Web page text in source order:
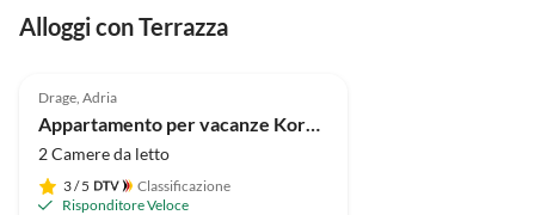
Alloggi con Terrazza
Drage, Adria
2 Camere da letto
3/ 5
Classificazione
Risponditore Veloce